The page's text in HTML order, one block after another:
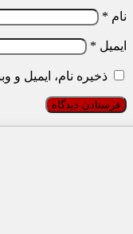
نام *
ایمیل *
ذخیره نام، ایمیل و